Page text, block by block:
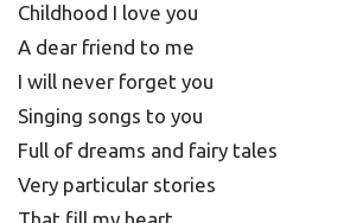
Childhood I love you
A dear friend to me
I will never forget you
Singing songs to you
Full of dreams and fairy tales
Very particular stories